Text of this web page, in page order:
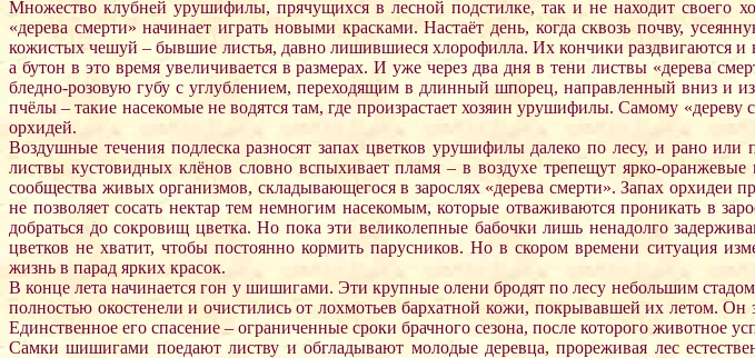
Множество клубней урушифилы, прячущихся в лесной подстилке, так и не находит своего
«дерева смерти» начинает играть новыми красками. Настаёт день, когда сквозь почву,
кожистых чешуй – бывшие листья, давно лишившиеся хлорофилла. Их кончики раздвигаются
а бутон в это время увеличивается в размерах. И уже через два дня в тени листвы «дерева
бледно-розовую губу с углублением, переходящим в длинный шпорец, направленный вниз и
пчёлы – такие насекомые не водятся там, где произрастает хозяин урушифилы. Самому
орхидей.
Воздушные течения подлеска разносят запах цветков урушифилы далеко по лесу, и рано или
листвы кустовидных клёнов словно вспыхивает пламя – в воздухе трепещут ярко-
сообщества живых организмов, складывающегося в зарослях «дерева смерти». Запах
не позволяет сосать нектар тем немногим насекомым, которые отваживаются проникать в
добраться до сокровищ цветка. Но пока эти великолепные бабочки лишь ненадолго
цветков не хватит, чтобы постоянно кормить парусников. Но в скором времени ситуация
жизнь в парад ярких красок.
В конце лета начинается гон у шишигами. Эти крупные олени бродят по лесу небольшим
полностью окостенели и очистились от лохмотьев бархатной кожи, покрывавшей их летом.
Единственное его спасение – ограниченные сроки брачного сезона, после которого животное
Самки шишигами поедают листву и обгладывают молодые деревца, прореживая лес